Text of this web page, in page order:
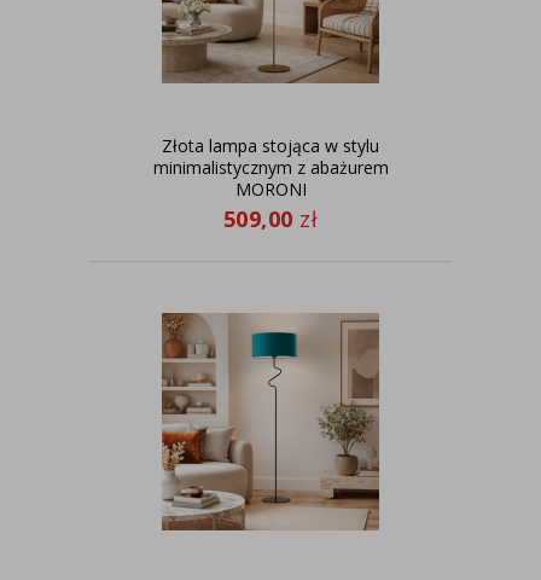
Złota lampa stojąca w stylu
minimalistycznym z abażurem
MORONI
509,00 zł